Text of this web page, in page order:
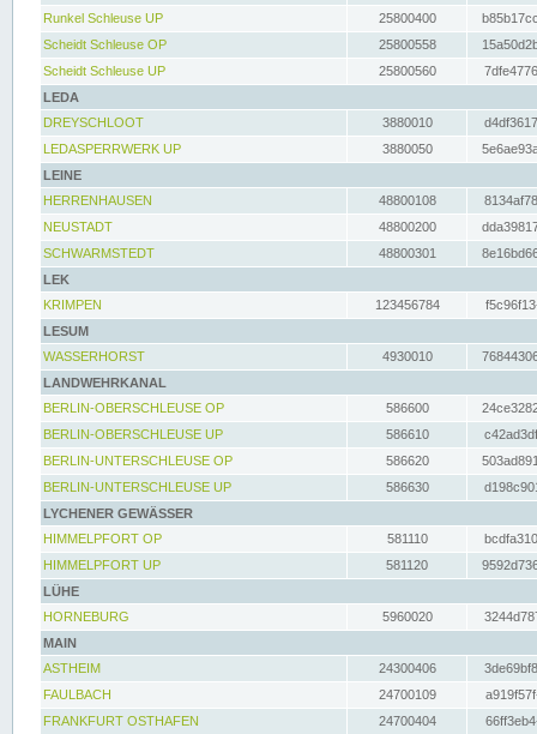
Runkel Schleuse UP
25800400
Scheidt Schleuse OP
25800558
Scheidt Schleuse UP
25800560
LEDA
DREYSCHLOOT
3880010
LEDASPERRWERK UP
3880050
LEINE
HERRENHAUSEN
48800108
NEUSTADT
48800200
SCHWARMSTEDT
48800301
LEK
KRIMPEN
123456784
LESUM
WASSERHORST
4930010
LANDWEHRKANAL
BERLIN-OBERSCHLEUSE OP
586600
BERLIN-OBERSCHLEUSE UP
586610
BERLIN-UNTERSCHLEUSE OP
586620
BERLIN-UNTERSCHLEUSE UP
586630
LYCHENER GEWÄSSER
HIMMELPFORT OP
581110
HIMMELPFORT UP
581120
LÜHE
HORNEBURG
5960020
MAIN
ASTHEIM
24300406
FAULBACH
24700109
FRANKFURT OSTHAFEN
24700404